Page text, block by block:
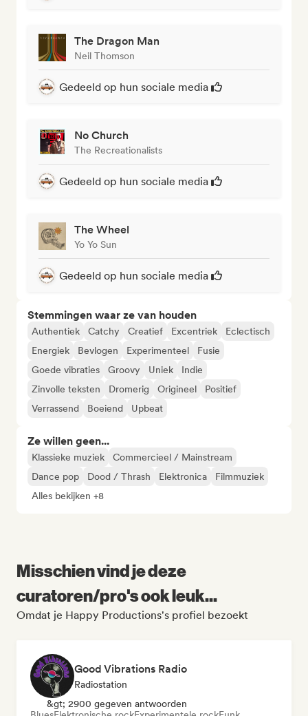
The Dragon Man
Neil Thomson
Gedeeld op hun sociale media
No Church
The Recreationalists
Gedeeld op hun sociale media
The Wheel
Yo Yo Sun
Gedeeld op hun sociale media
Stemmingen waar ze van houden
Authentiek Catchy Creatief Excentriek
Eclectisch
Energiek
Bevlogen Experimenteel
Fusie
Goede vibraties
Groovy Uniek
Indie
Zinvolle teksten
Dromerig Origineel
Positief
Verrassend
Boeiend Upbeat
Ze willen geen...
Klassieke muziek
Commercieel / Mainstream
Dance pop
Dood / Thrash Elektronica
Filmmuziek
Alles bekijken +8
Misschien vind je deze
curatoren/pro's ook leuk...
Omdat je Happy Productions's profiel bezoekt
Good Vibrations Radio
Radiostation
&gt; 2900 gegeven antwoorden